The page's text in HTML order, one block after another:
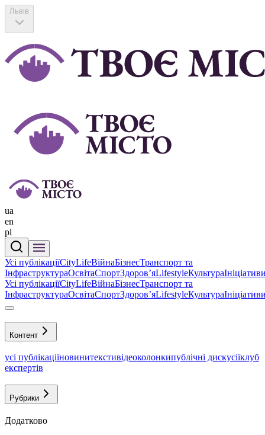
Львів
ua
en
pl
Усі публікаціїCityLifeВійнаБізнесТранспорт та
ІнфраструктураОсвітаСпортЗдоровʼяLifestyleКультура
Усі публікаціїCityLifeВійнаБізнесТранспорт та
ІнфраструктураОсвітаСпортЗдоровʼяLifestyleКультура
Контент
усі публікаціїновинитекстивідеоколонкипублічні дискусіїклуб
експертів
Рубрики
Додатково